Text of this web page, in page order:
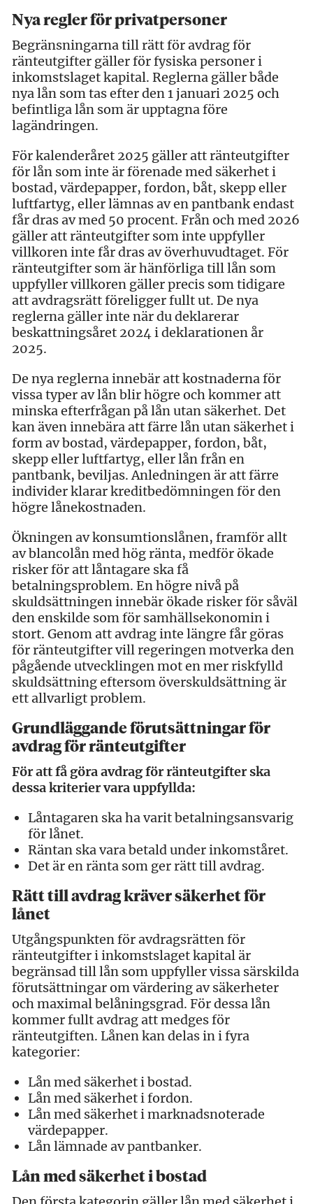
Nya regler för privatpersoner
Begränsningarna till rätt för avdrag för
ränteutgifter gäller för fysiska personer i
inkomstslaget kapital. Reglerna gäller både
nya lån som tas efter den 1 januari 2025 och
befintliga lån som är upptagna före
lagändringen.
För kalenderåret 2025 gäller att ränteutgifter
för lån som inte är förenade med säkerhet i
bostad, värdepapper, fordon, båt, skepp eller
luftfartyg, eller lämnas av en pantbank endast
får dras av med 50 procent. Från och med 2026
gäller att ränteutgifter som inte uppfyller
villkoren inte får dras av överhuvudtaget. För
ränteutgifter som är hänförliga till lån som
uppfyller villkoren gäller precis som tidigare
att avdragsrätt föreligger fullt ut. De nya
reglerna gäller inte när du deklarerar
beskattningsåret 2024 i deklarationen år
2025.
De nya reglerna innebär att kostnaderna för
vissa typer av lån blir högre och kommer att
minska efterfrågan på lån utan säkerhet. Det
kan även innebära att färre lån utan säkerhet i
form av bostad, värdepapper, fordon, båt,
skepp eller luftfartyg, eller lån från en
pantbank, beviljas. Anledningen är att färre
individer klarar kreditbedömningen för den
högre lånekostnaden.
Ökningen av konsumtionslånen, framför allt
av blancolån med hög ränta, medför ökade
risker för att låntagare ska få
betalningsproblem. En högre nivå på
skuldsättningen innebär ökade risker för såväl
den enskilde som för samhällsekonomin i
stort. Genom att avdrag inte längre får göras
för ränteutgifter vill regeringen motverka den
pågående utvecklingen mot en mer riskfylld
skuldsättning eftersom överskuldsättning är
ett allvarligt problem.
Grundläggande förutsättningar för
avdrag för ränteutgifter
För att få göra avdrag för ränteutgifter ska
dessa kriterier vara uppfyllda:
Låntagaren ska ha varit betalningsansvarig
för lånet.
Räntan ska vara betald under inkomståret.
Det är en ränta som ger rätt till avdrag.
Rätt till avdrag kräver säkerhet för
lånet
Utgångspunkten för avdragsrätten för
ränteutgifter i inkomstslaget kapital är
begränsad till lån som uppfyller vissa särskilda
förutsättningar om värdering av säkerheter
och maximal belåningsgrad. För dessa lån
kommer fullt avdrag att medges för
ränteutgiften. Lånen kan delas in i fyra
kategorier:
Lån med säkerhet i bostad.
Lån med säkerhet i fordon.
Lån med säkerhet i marknadsnoterade
värdepapper.
Lån lämnade av pantbanker.
Lån med säkerhet i bostad